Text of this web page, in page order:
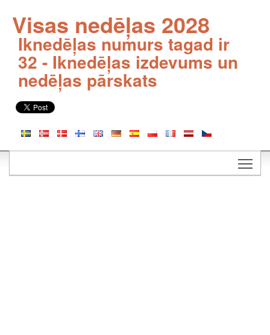
Visas nedēļas 2028
Iknedēļas numurs tagad ir
32 - Iknedēļas izdevums un
nedēļas pārskats